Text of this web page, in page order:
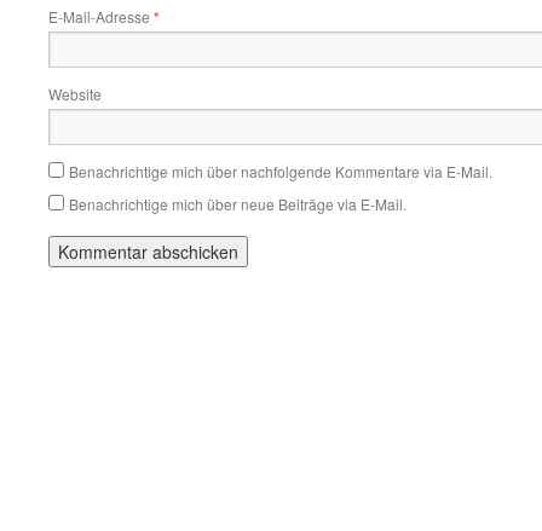
E-Mail-Adresse *
Website
Benachrichtige mich über nachfolgende Kommentare via E-Mail.
Benachrichtige mich über neue Beiträge via E-Mail.